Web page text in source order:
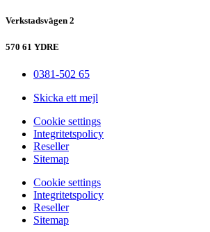
Verkstadsvägen 2
570 61 YDRE
0381-502 65
Skicka ett mejl
Сookie settings
Integritetspolicy
Reseller
Sitemap
Сookie settings
Integritetspolicy
Reseller
Sitemap